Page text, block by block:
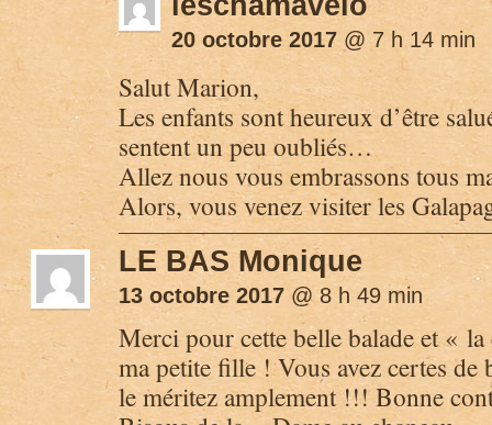
20 octobre 2017 @ 7 h 14 min
Salut Marion,
Les enfants sont heureux d’être
sentent un peu oubliés…
Allez nous vous embrassons tous
Alors, vous venez visiter les
LE BAS Monique
13 octobre 2017 @ 8 h 49 min
Merci pour cette belle balade et «
ma petite fille ! Vous avez certes de
le méritez amplement !!! Bonne